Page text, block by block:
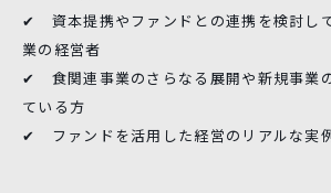
✔︎ 資本提携やファンドとの連携を検討し
業の経営者
✔︎ 食関連事業のさらなる展開や新規事業
ている方
✔︎ ファンドを活用した経営のリアルな実